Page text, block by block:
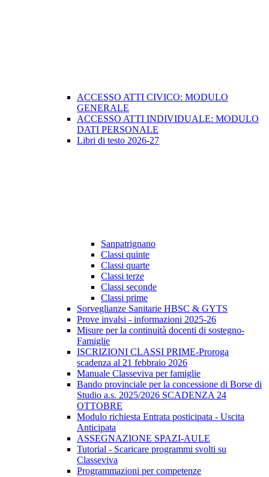
ACCESSO ATTI CIVICO: MODULO
GENERALE
ACCESSO ATTI INDIVIDUALE: MODULO
DATI PERSONALE
Libri di testo 2026-27
Sanpatrignano
Classi quinte
Classi quarte
Classi terze
Classi seconde
Classi prime
Sorveglianze Sanitarie HBSC & GYTS
Prove invalsi - informazioni 2025-26
Misure per la continuità docenti di sostegno-
Famiglie
ISCRIZIONI CLASSI PRIME-Proroga
scadenza al 21 febbraio 2026
Manuale Classeviva per famiglie
Bando provinciale per la concessione di Borse di
Studio a.s. 2025/2026 SCADENZA 24
OTTOBRE
Modulo richiesta Entrata posticipata - Uscita
Anticipata
ASSEGNAZIONE SPAZI-AULE
Tutorial - Scaricare programmi svolti su
Classeviva
Programmazioni per competenze